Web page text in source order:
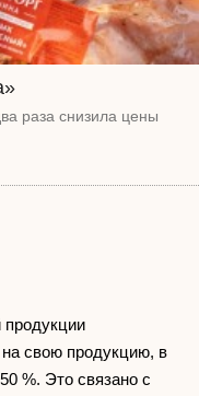
раза снизила цены
продукции
свою продукцию, в
%. Это связано с